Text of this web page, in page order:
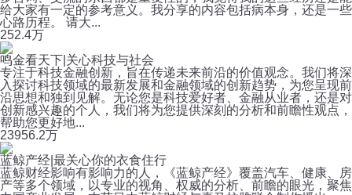
给大家有一定的参考意义。我分享的内容包括病本身，还是一些
心路历程。 请大...
252.4万
鸣金看天下|关心科技与社会
专注于科技金融创新，旨在传递未来前沿的价值观念。我们将深
入探讨科技领域的最新发展和金融领域的创新趋势，为您呈现前
沿思想和独到见解。无论您是科技爱好者、金融从业者，还是对
创新感兴趣的个人，我们将为您提供深刻的分析和前瞻性观点，
帮助您更好地...
23956.2万
蓝鲸产经|最关心你的衣食住行
蓝鲸财经影响有影响力的人，《蓝鲸产经》覆盖汽车、健康、房
产等多个领域，以专业的视角、权威的分析、前瞻的眼光，聚焦